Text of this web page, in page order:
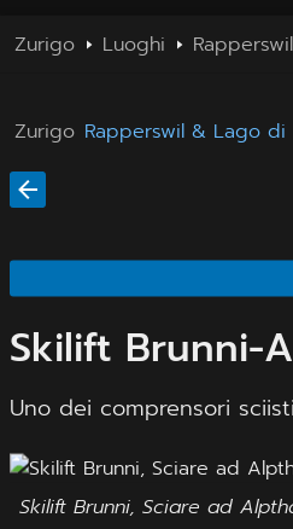
Zurigo Luoghi
Zurigo Rapperswil & Lago
Skilift Brunni-
Uno dei comprensori
Skilift Brunni, Sciare ad